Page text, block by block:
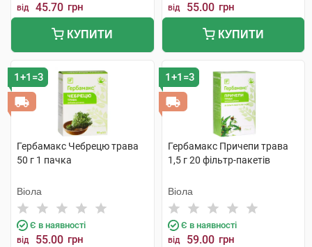
від 45.70 грн
КУПИТИ
від 55.00 грн
КУПИТИ
1+1=3
Гербамакс Чебрецю трава
50 г 1 пачка
Віола
Є в наявності
від 55.00 грн
1+1=3
Гербамакс Причепи трава
1,5 г 20 фільтр-пакетів
Віола
Є в наявності
від 59.00 грн